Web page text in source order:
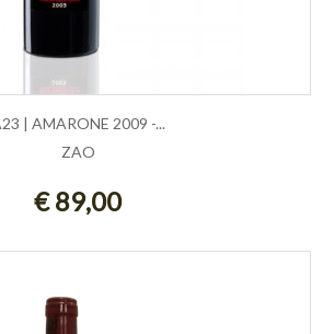
AL CARRELLO
| AMARONE 2009 -...
ZAO
€ 89,00